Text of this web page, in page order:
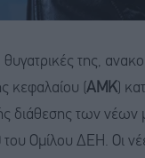
θυγατρικές της,
κεφαλαίου ( ΑΜΚ )
διάθεσης των
Ομίλου ΔΕΗ. Oι